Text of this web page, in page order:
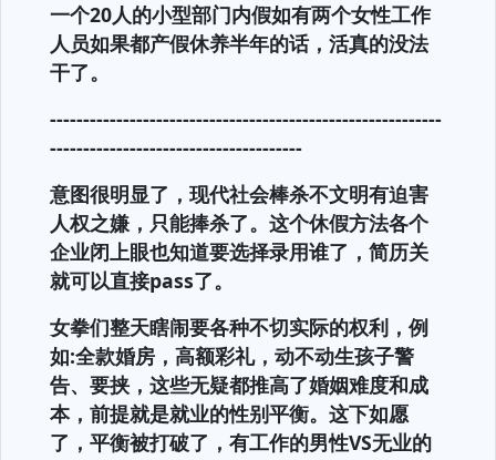
一个20人的小型部门内假如有两个女性工作
人员如果都产假休养半年的话，活真的没法
干了。
-----------------------------------------------------------
--------------------------------------
意图很明显了，现代社会棒杀不文明有迫害
人权之嫌，只能捧杀了。这个休假方法各个
企业闭上眼也知道要选择录用谁了，简历关
就可以直接pass了。
女拳们整天瞎闹要各种不切实际的权利，例
如:全款婚房，高额彩礼，动不动生孩子警
告、要挟，这些无疑都推高了婚姻难度和成
本，前提就是就业的性别平衡。这下如愿
了，平衡被打破了，有工作的男性VS无业的